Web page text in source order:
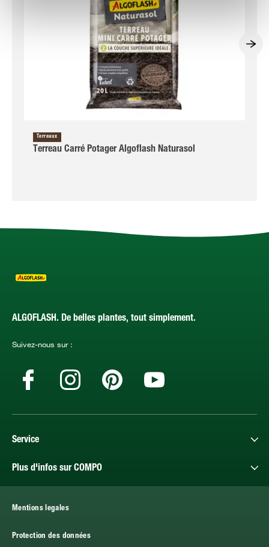
Terreaux
Terreau Carré Potager Algoflash Naturasol
ALGOFLASH. De belles plantes, tout simplement.
Suivez-nous sur :
Service
Plus d'infos sur COMPO
Mentions legales
Protection des données